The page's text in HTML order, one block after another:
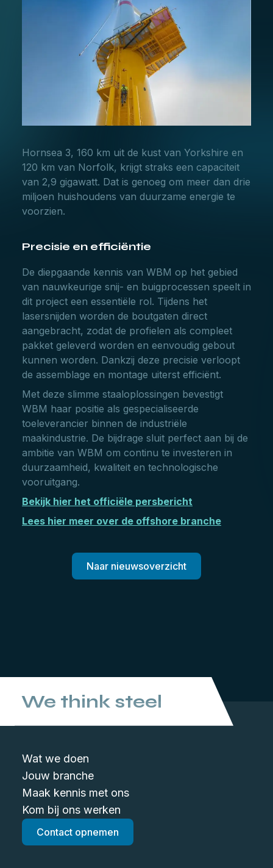
Hornsea 3, 160 km uit de kust van Yorkshire en
120 km van Norfolk, krijgt straks een capaciteit
van 2,9 gigawatt. Dat is genoeg om meer dan drie
miljoen huishoudens van duurzame energie te
voorzien.
Precisie en efficiëntie
De diepgaande kennis van WBM op het gebied
van nauwkeurige snij- en buigprocessen speelt in
dit project een essentiële rol. Tijdens het
lasersnijden worden de boutgaten direct
aangebracht, zodat de profielen als compleet
pakket geleverd worden en eenvoudig gebout
kunnen worden. Dankzij deze precisie verloopt
de assemblage en montage uiterst efficiënt.
Met deze slimme staaloplossingen bevestigt
WBM haar positie als gespecialiseerde
toeleverancier binnen de industriële
maakindustrie. De bijdrage sluit perfect aan bij de
ambitie van WBM om continu te investeren in
duurzaamheid, kwaliteit en technologische
vooruitgang.
Bekijk hier het officiële persbericht
Lees hier meer over de offshore branche
Naar nieuwsoverzicht
We think steel
Wat we doen
Jouw branche
Maak kennis met ons
Kom bij ons werken
Contact opnemen